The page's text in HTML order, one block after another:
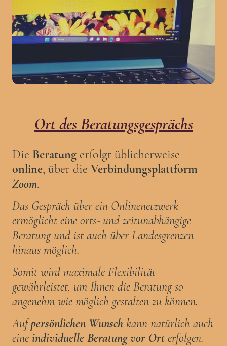
Ort des Beratungsgesprächs
Die Beratung erfolgt üblicherweise
online, über die Verbindungsplattform
Zoom.
Das Gespräch über ein Onlinenetzwerk
ermöglicht eine orts- und zeitunabhängige
Beratung und ist auch über Landesgrenzen
hinaus möglich.
Somit wird maximale Flexibilität
gewährleistet, um Ihnen die Beratung so
angenehm wie möglich gestalten zu können.
Aufpersönlichen Wunsch kann natürlich auch
eine individuelle Beratung vor Orterfolgen.